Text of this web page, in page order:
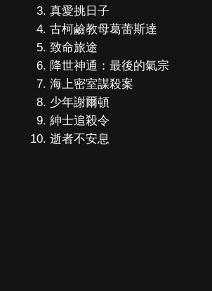
真愛挑日子
古柯鹼教母葛蕾斯達
致命旅途
降世神通：最後的氣宗
海上密室謀殺案
少年謝爾頓
紳士追殺令
逝者不安息